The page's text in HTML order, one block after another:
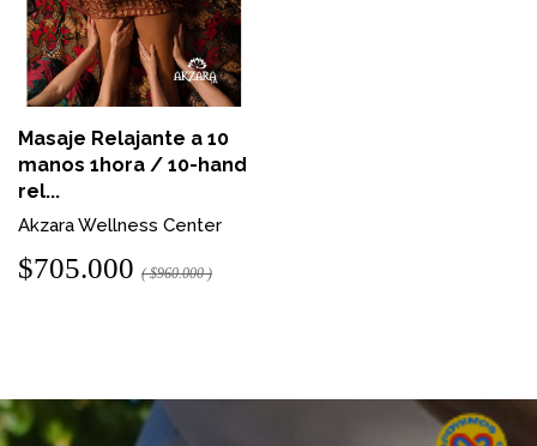
Masaje Relajante a 10
manos 1hora / 10-hand
rel...
Akzara Wellness Center
$705.000 ( $960.000 )